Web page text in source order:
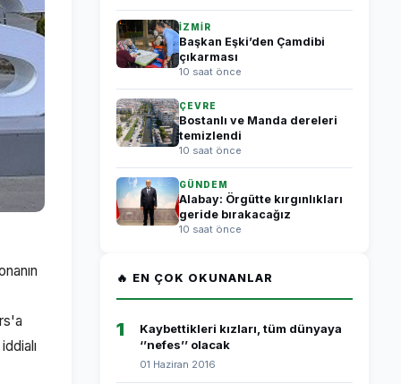
İZMİR
Başkan Eşki’den Çamdibi
çıkarması
10 saat önce
ÇEVRE
Bostanlı ve Manda dereleri
temizlendi
10 saat önce
GÜNDEM
Alabay: Örgütte kırgınlıkları
geride bırakacağız
10 saat önce
🔥 EN ÇOK OKUNANLAR
1
Kaybettikleri kızları, tüm dünyaya
‘’nefes’’ olacak
01 Haziran 2016